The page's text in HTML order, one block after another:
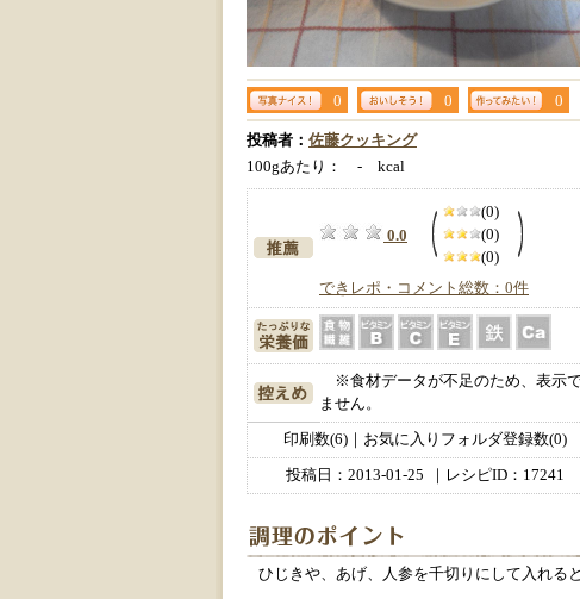
0 0 0
投稿者： 佐藤クッキング
100gあたり： - kcal
0.0
(0)
(0)
(0)
できレポ・コメント総数：0件
※食材データが不足のため、表示
ません。
印刷数(6)｜お気に入りフォルダ登録数(0)
投稿日： 2013-01-25 ｜レシピID：17241
ひじきや、あげ、人参を千切りにして入れ